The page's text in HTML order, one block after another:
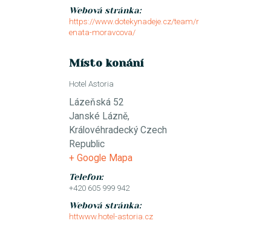
Webová stránka:
https://www.dotekynadeje.cz/team/r
enata-moravcova/
Místo konání
Hotel Astoria
Lázeňská 52
Janské Lázně,
Královéhradecký Czech
Republic
+ Google Mapa
Telefon:
+420 605 999 942
Webová stránka:
httwww.hotel-astoria.cz